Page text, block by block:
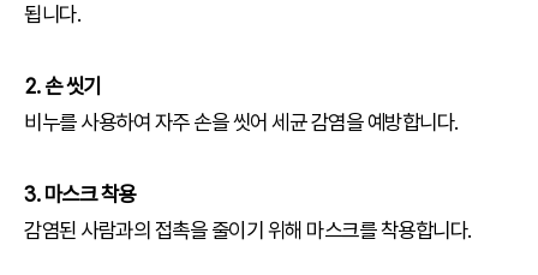
됩니다.
2. 손 씻기
비누를 사용하여 자주 손을 씻어 세균 감염을 예방합니다.
3. 마스크 착용
감염된 사람과의 접촉을 줄이기 위해 마스크를 착용합니다.